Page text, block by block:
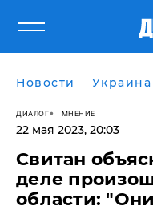
Новости Украина
ДИАЛОГ МНЕНИЕ
22 мая 2023, 20:03
Свитан
деле
области: